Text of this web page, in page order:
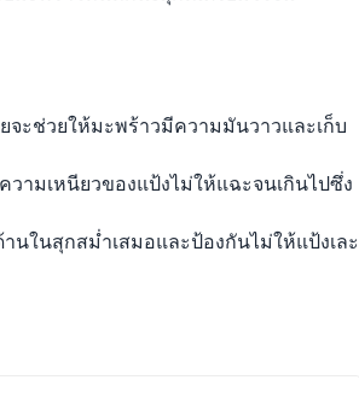
ะช่วยให้มะพร้าวมีความมันวาวและเก็บ
ามเหนียวของแป้งไม่ให้แฉะจนเกินไปซึ่ง
ในสุกสม่ำเสมอและป้องกันไม่ให้แป้งเละ